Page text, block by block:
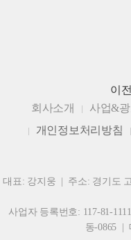
이
회사소개
사업&
개인정보처리방침
대표: 강지웅 | 주소: 경기도
사업자 등록번호: 117-81-
동-0865 |